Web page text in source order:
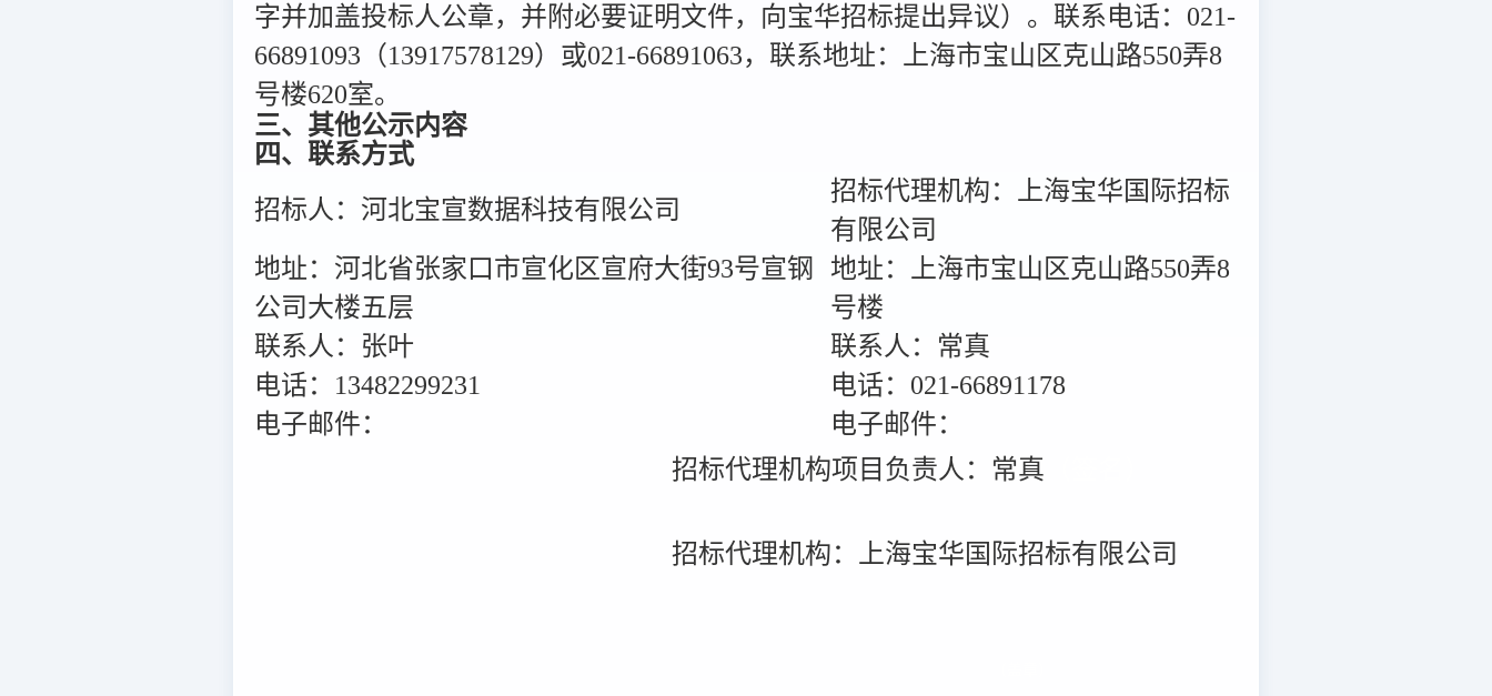
字并加盖投标人公章，并附必要证明文件，向宝华招标提出异议）。联系电话：021-
66891093（13917578129）或021-66891063，联系地址：上海市宝山区克山路550弄8
号楼620室。
三、其他公示内容
四、联系方式
招标人：河北宝宣数据科技有限公司
招标代理机构：上海宝华国际招标
有限公司
地址：河北省张家口市宣化区宣府大街93号宣钢
公司大楼五层
地址：上海市宝山区克山路550弄8
号楼
联系人：张叶
联系人：常真
电话：13482299231
电话：021-66891178
电子邮件：
电子邮件：
招标代理机构项目负责人：常真
招标代理机构：上海宝华国际招标有限公司